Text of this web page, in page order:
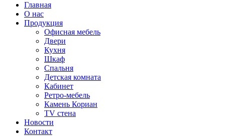
Главная
О нас
Продукция
Офисная мебель
Двери
Кухня
Шкаф
Спальня
Детская комната
Кабинет
Ретро-мебель
Камень Кориан
TV стена
Новости
Контакт